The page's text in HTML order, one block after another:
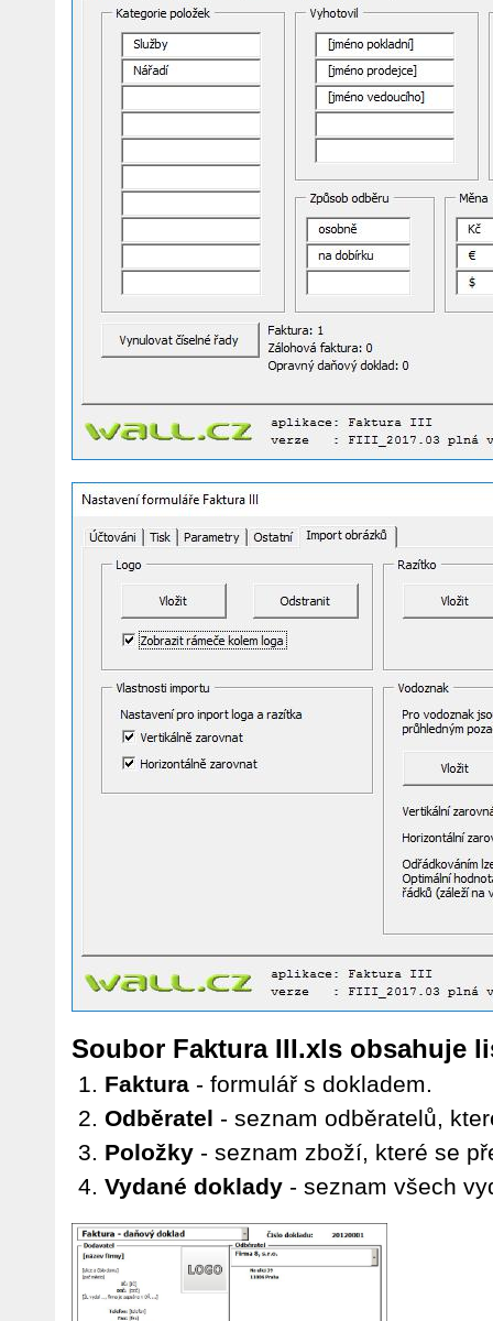
Soubor Faktura III.xls obsahuje
Faktura - formulář s dokladem.
Odběratel - seznam odběratelů,
Položky - seznam zboží, které se
Vydané doklady - seznam všech